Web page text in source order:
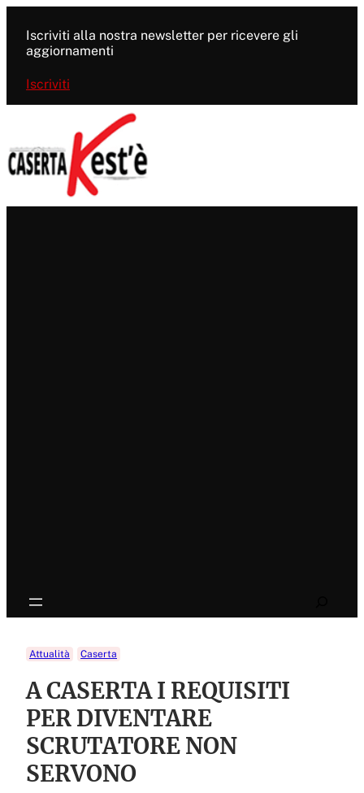
contenuto
Iscriviti alla nostra newsletter per ricevere gli
aggiornamenti
Iscriviti
Attualità Caserta
A CASERTA I REQUISITI
PER DIVENTARE
SCRUTATORE NON
SERVONO